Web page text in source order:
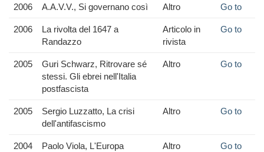
2006 A.A.V.V., Si governano così Altro Go to
2006
La rivolta del 1647 a
Randazzo
Articolo in
rivista
Go to
2005
Guri Schwarz, Ritrovare sé
stessi. Gli ebrei nell'Italia
postfascista
Altro Go to
2005
Sergio Luzzatto, La crisi
dell'antifascismo
Altro Go to
2004
Paolo Viola, L'Europa
Altro Go to